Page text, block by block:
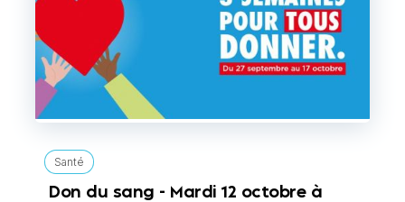
Santé
Don du sang - Mardi 12 octobre à